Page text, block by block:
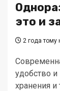
это и
2 года тому
удобство и
хранения и